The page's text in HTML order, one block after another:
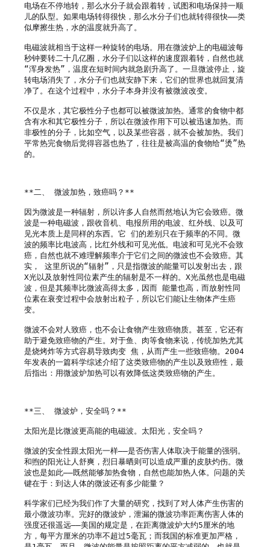
电场在不停地转，那么水分子就会跟着转，试图和电场保持一顺
儿的队型。如果电场转得很快，那么水分子们也就转得很快——类
似摩擦生热，水的温度就升高了。
电磁波就相当于这样一种旋转的电场。用在微波炉上的电磁波每
秒钟要转二十几亿圈，水分子们以这样的速度跟着转，自然也就
“浑身发热”，温度在短时间内就急剧升高了。一旦微波停止，旋
转电场消失了，水分子们也就安静下来，它们的世界也就回复清
净了。在这个过程中，水分子本身并没有被微波改变。
不仅是水，其它极性分子也都可以被微波加热。通常的食物中都
含有水和其它极性分子，所以在微波作用下可以被迅速加热。而
非极性的分子，比如空气，以及某些容器，就不会被加热。我们
平常热完食物后觉得容器也热了，往往是被高温的食物给“烫”热
的。
**二、 微波加热，致癌吗？**
因为微波是一种辐射，所以许多人自然而然地认为它会致癌。微
波是一种电磁波，跟收音机、电报所用的电波、红外线、以及可
见光本质上是同样的东西。它 们的差别只在于频率的不同。微
波的频率比电波高，比红外线和可见光低。电波和可见光不会致
癌，自然也就不难理解频率介于它们之间的微波也不会致癌。其
实， 这里所说的“辐射”，只是指微波的能量可以发射出去，跟
X光以及放射性同位素产生的辐射是不一样的。X光虽然也是电磁
波，但是其频率比微波高得太多，因而 能量也高，而放射性同
位素在衰变过程中会放射出粒子，所以它们能让生物体产生癌
变。
微波不会对人致癌，也不会让食物产生致癌物质。甚至，它还有
助于避免致癌物的产生。对于鱼、肉等食物来说，传统加热尤其
是烧烤炸等方式容易导致肉变 焦，从而产生一些致癌物。2004
年发表的一篇科学综述介绍了这类致癌物的产生以及致癌性，最
后指出：用微波炉加热可以有效降低这类致癌物的产生。
**三、 微波炉，安全吗？**
太阳光是比微波更高能的电磁波。太阳光，安全吗？
微波的安全性跟太阳光一样——是否伤害人体取决于能量的强弱。
和煦的阳光让人舒爽，烈日暴晒则可以造成严重的皮肤灼伤。微
波也是如此——既然能够加热食物，自然也能加热人体。问题的关
键在于：到达人体的微波还有多少能量？
科学家们已经为我们作了大量的研究，找到了对人体产生伤害的
最小微波功率。完好的微波炉，泄漏的微波功率距离伤害人体的
强度还很遥远——美国的规定是，在距离微波炉大约5厘米的地
方，每平方厘米的功率不超过5毫瓦；而我国的标准更加严格，